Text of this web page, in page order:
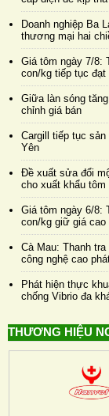
Doanh nghiệp Ba
thương mại hai
Giá tôm ngày 7/8:
con/kg tiếp tục đạt
Giữa làn sóng
chỉnh giá bán
Cargill tiếp tục
Yên
Đề xuất sửa đổi
cho xuất khẩu tôm
Giá tôm ngày 6/8:
con/kg giữ giá cao
Cà Mau: Thanh
công nghệ cao
Phát hiện thực
chống Vibrio đa
THƯƠNG HIỆU